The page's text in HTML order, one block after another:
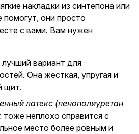
накладки из синтепона или
помогут, они просто
с вами. Вам нужен
лучший вариант для
Она жесткая, упругая и
щит.
латекс (пенополиуретан
тоже неплохо справится с
место более ровным и